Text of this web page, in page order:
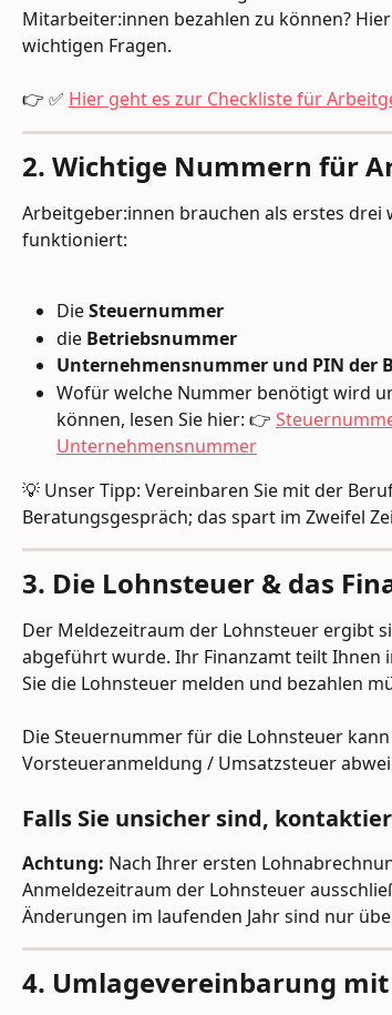
Mitarbeiter:innen bezahlen zu können?
wichtigen Fragen.
👉 ✅ Hier geht es zur Checkliste für
2. Wichtige Nummern für
Arbeitgeber:innen brauchen als erstes
funktioniert:
Die Steuernummer
die Betriebsnummer
Unternehmensnummer und PIN der
Wofür welche Nummer benötigt wird
können, lesen Sie hier: 👉
Unternehmensnummer
💡 Unser Tipp: Vereinbaren Sie mit der
Beratungsgespräch; das spart im Zweifel
3. Die Lohnsteuer & das
Der Meldezeitraum der Lohnsteuer ergibt
abgeführt wurde. Ihr Finanzamt teilt Ihnen
Sie die Lohnsteuer melden und bezahlen
Die Steuernummer für die Lohnsteuer
Vorsteueranmeldung / Umsatzsteuer
Falls Sie unsicher sind,
Achtung: Nach Ihrer ersten
Anmeldezeitraum der Lohnsteuer
Änderungen im laufenden Jahr sind nur
4. Umlagevereinbarung